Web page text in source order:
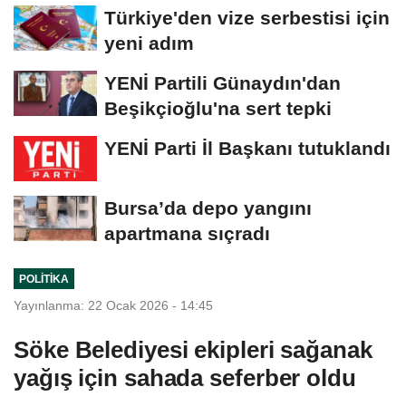
Türkiye'den vize serbestisi için
yeni adım
YENİ Partili Günaydın'dan
Beşikçioğlu'na sert tepki
YENİ Parti İl Başkanı tutuklandı
Bursa’da depo yangını
apartmana sıçradı
POLITIKA
Yayınlanma: 22 Ocak 2026 - 14:45
Söke Belediyesi ekipleri sağanak
yağış için sahada seferber oldu